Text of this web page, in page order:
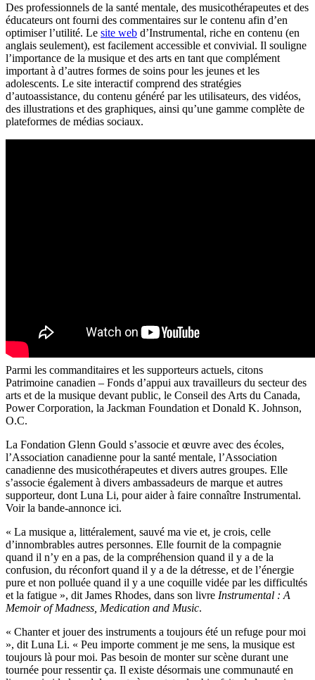
Des professionnels de la santé mentale, des musicothérapeutes et des
éducateurs ont fourni des commentaires sur le contenu afin d’en
optimiser l’utilité. Le site web d’Instrumental, riche en contenu (en
anglais seulement), est facilement accessible et convivial. Il souligne
l’importance de la musique et des arts en tant que complément
important à d’autres formes de soins pour les jeunes et les
adolescents. Le site interactif comprend des stratégies
d’autoassistance, du contenu généré par les utilisateurs, des vidéos,
des illustrations et des graphiques, ainsi qu’une gamme complète de
plateformes de médias sociaux.
Parmi les commanditaires et les supporteurs actuels, citons
Patrimoine canadien – Fonds d’appui aux travailleurs du secteur des
arts et de la musique devant public, le Conseil des Arts du Canada,
Power Corporation, la Jackman Foundation et Donald K. Johnson,
O.C.
La Fondation Glenn Gould s’associe et œuvre avec des écoles,
l’Association canadienne pour la santé mentale, l’Association
canadienne des musicothérapeutes et divers autres groupes. Elle
s’associe également à divers ambassadeurs de marque et autres
supporteur, dont Luna Li, pour aider à faire connaître Instrumental.
Voir la bande-annonce ici.
« La musique a, littéralement, sauvé ma vie et, je crois, celle
d’innombrables autres personnes. Elle fournit de la compagnie
quand il n’y en a pas, de la compréhension quand il y a de la
confusion, du réconfort quand il y a de la détresse, et de l’énergie
pure et non polluée quand il y a une coquille vidée par les difficultés
et la fatigue », dit James Rhodes, dans son livre Instrumental : A
Memoir of Madness, Medication and Music.
« Chanter et jouer des instruments a toujours été un refuge pour moi
», dit Luna Li. « Peu importe comment je me sens, la musique est
toujours là pour moi. Pas besoin de monter sur scène durant une
tournée pour ressentir ça. Il existe désormais une communauté en